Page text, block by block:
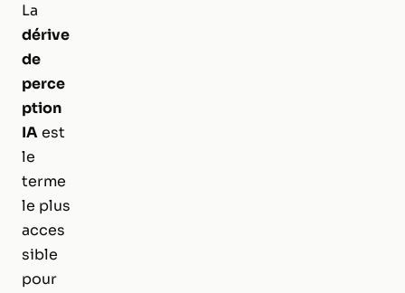
La
dérive
de
perce
ption
IAest
le
terme
le plus
acces
sible
pour